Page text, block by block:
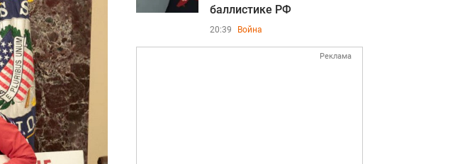
баллистике РФ
20:39 Война
Реклама